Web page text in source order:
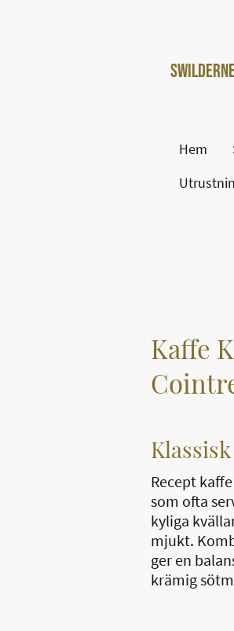
Hem
Kaffe
Recept
som ofta
kyliga
mjukt.
ger en
krämig